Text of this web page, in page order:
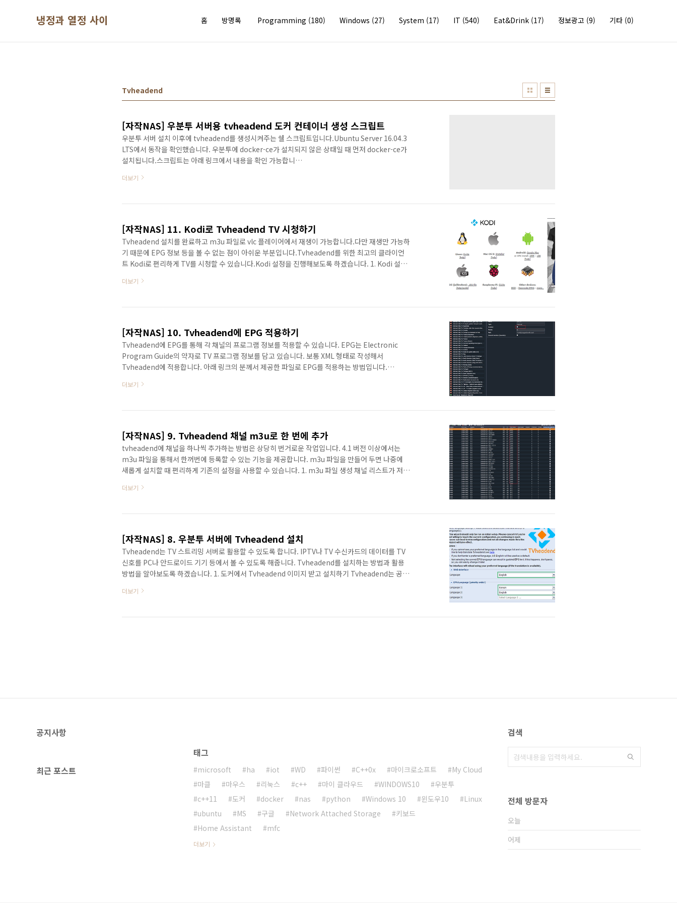
냉정과 열정 사이 홈 방명록 Programming (180) Windows (27) System (17) IT (540) Eat&Drink (17) 정보광고 (9) 기타 (0)
Tvheadend
[자작NAS] 우분투 서버용 tvheadend 도커 컨테이너 생성 스크립트
우분투 서버 설치 이후에 tvheadend를 생성시켜주는 쉘 스크립트입니다.Ubuntu Server 16.04.3
LTS에서 동작을 확인했습니다. 우분투에 docker-ce가 설치되지 않은 상태일 때 먼저 docker-ce가
설치됩니다.스크립트는 아래 링크에서 내용을 확인 가능합니
작은 다음과 같습니다. 1. 스크립트 동작 방식 스크립트 동작 방식은 다음과 같습니다. ◆ 쉘 프롬프트
확인 이후에 설치(이미 설치된 경우 스킵)◆ tvheadend 컨테이너..
더보기
[자작NAS] 11. Kodi로 Tvheadend TV 시청하기
Tvheadend 설치를 완료하고 m3u 파일로 vlc 플레이어에서 재생이 가능합니다.다만 재생만 가능하
기 때문에 EPG 정보 등을 볼 수 없는 점이 아쉬운 부분입니다.Tvheadend를 위한 최고의 클라이언
트 Kodi로 편리하게 TV를 시청할 수 있습니다.Kodi 설정을 진행해보도록 하겠습니다. 1. Kodi 설치
OS에 제공됩니다.아래 사이트 접속을 통해 원하는 버전의 Kodi를 다운로드 받을 수 있습니
Windows 버전을 다운로드 받으면 됩니다.다운로드를 받고 설치 파일을 실행해서 설치를 진행..
더보기
[자작NAS] 10. Tvheadend에 EPG 적용하기
Tvheadend에 EPG를 통해 각 채널의 프로그램 정보를 적용할 수 있습니다. EPG는 Electronic
Program Guide의 약자로 TV 프로그램 정보를 담고 있습니다. 보통 XML 형태로 작성해서
Tvheadend에 적용합니다. 아래 링크의 분께서 제공한 파일로 EPG를 적용하는 방법입니다.
포함되어 있습니다. 계속 버전 갱신이 이루어지고 있는 것으로 보입니다. 먼저 압축을 해제하고
을 열어서 Enabled로 0으로 처리할 수 있습니다. 컨테이너 생성시 ..
더보기
[자작NAS] 9. Tvheadend 채널 m3u로 한 번에 추가
tvheadend에 채널을 하나씩 추가하는 방법은 상당히 번거로운 작업입니다. 4.1 버전 이상에서는
m3u 파일을 통해서 한꺼번에 등록할 수 있는 기능을 제공합니다. m3u 파일을 만들어 두면 나중에
새롭게 설치할 때 편리하게 기존의 설정을 사용할 수 있습니다. 1. m3u 파일 생성 채널 리스트가 저장
url" tvh-chnum="1" tvh-tags="연예/오락",KBS 드라마 udp://x.x.x.x:xxxxx #EXTINF:-1
는 rtp 프로토..
더보기
[자작NAS] 8. 우분투 서버에 Tvheadend 설치
Tvheadend는 TV 스트리밍 서버로 활용할 수 있도록 합니다. IPTV나 TV 수신카드의 데이터를 TV
신호를 PC나 안드로이드 기기 등에서 볼 수 있도록 해줍니다. Tvheadend를 설치하는 방법과 활용
방법을 알아보도록 하겠습니다. 1. 도커에서 Tvheadend 이미지 받고 설치하기 Tvheadend는 공식
존재합니다. 그 중 다운로드 횟수가 가장 많은 tobbenb/tvheadend-unstable을 다운로드 받아서
https://hub.docker.com/r/tobbenb/tvheadend-unstable/ 이미..
더보기
공지사항
최근 포스트
태그
microsoft ha iot WD 파이썬 C++0x 마이크로소프트
My Cloud
마클
마우스 리눅스 c++ 마이 클라우드 WINDOWS10
우분투
c++11
도커 docker nas python Windows 10 윈도우10
Linux
ubuntu
MS 구글 Network Attached Storage
키보드
Home Assistant
mfc
더보기
검색
전체 방문자
오늘
어제